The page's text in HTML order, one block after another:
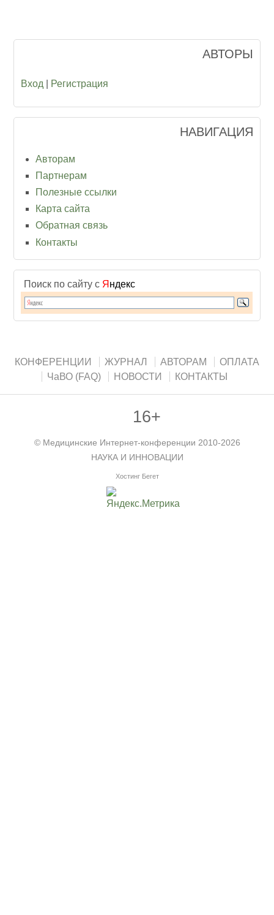
АВТОРЫ
Вход Регистрация
НАВИГАЦИЯ
Авторам
Партнерам
Полезные ссылки
Карта сайта
Обратная связь
Контакты
Поиск по сайту с Я ндекс
КОНФЕРЕНЦИИ ЖУРНАЛ АВТОРАМ
ОПЛАТА
ЧаВО (FAQ)
НОВОСТИ КОНТАКТЫ
16+
© Медицинские Интернет-конференции 2010-2026
НАУКА И ИННОВАЦИИ
Хостинг Бегет